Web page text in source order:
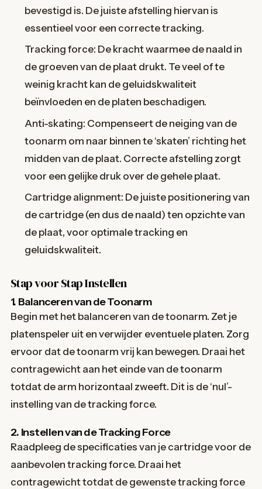
bevestigd is. De juiste afstelling hiervan is
essentieel voor een correcte tracking.
Tracking force: De kracht waarmee de naald in
de groeven van de plaat drukt. Te veel of te
weinig kracht kan de geluidskwaliteit
beïnvloeden en de platen beschadigen.
Anti-skating: Compenseert de neiging van de
toonarm om naar binnen te ‘skaten’ richting het
midden van de plaat. Correcte afstelling zorgt
voor een gelijke druk over de gehele plaat.
Cartridge alignment: De juiste positionering van
de cartridge (en dus de naald) ten opzichte van
de plaat, voor optimale tracking en
geluidskwaliteit.
Stap voor Stap Instellen
1. Balanceren van de Toonarm
Begin met het balanceren van de toonarm. Zet je
platenspeler uit en verwijder eventuele platen. Zorg
ervoor dat de toonarm vrij kan bewegen. Draai het
contragewicht aan het einde van de toonarm
totdat de arm horizontaal zweeft. Dit is de ‘nul’-
instelling van de tracking force.
2. Instellen van de Tracking Force
Raadpleeg de specificaties van je cartridge voor de
aanbevolen tracking force. Draai het
contragewicht totdat de gewenste tracking force